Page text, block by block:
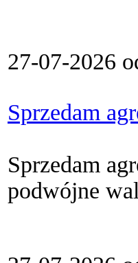
27-07-2026
Sprzedam
Sprzedam
podwójne